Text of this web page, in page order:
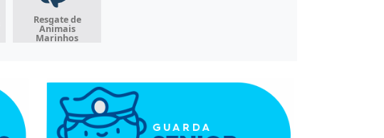
Resgate de
Animais
Marinhos